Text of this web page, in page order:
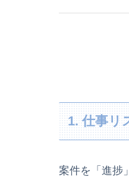
1. 仕事リ
案件を「進捗